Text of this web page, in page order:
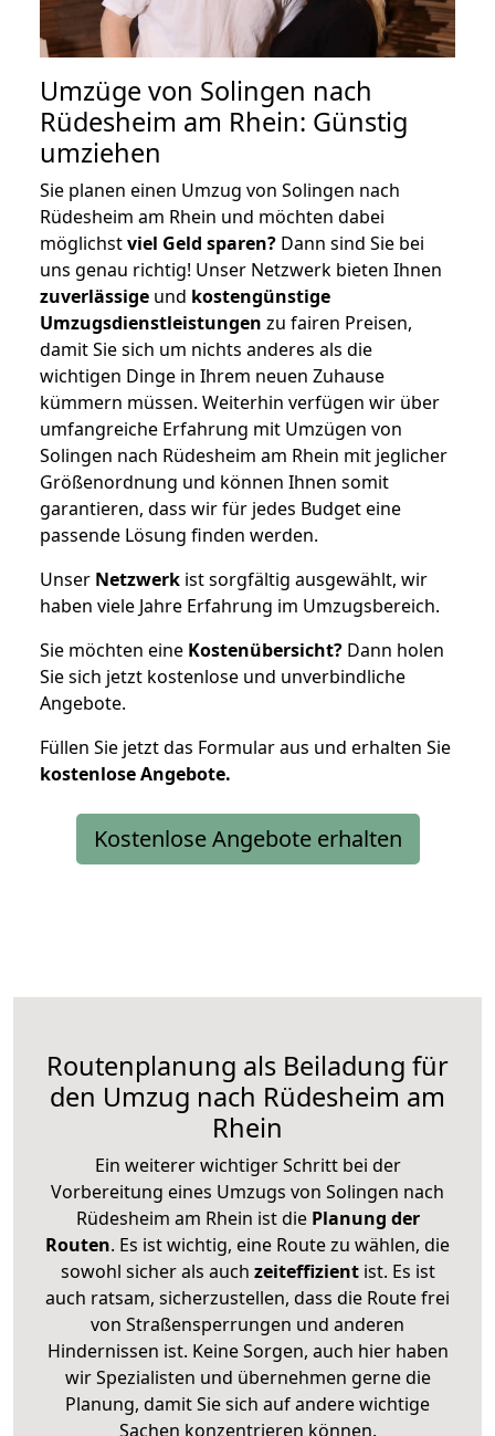
Umzüge von Solingen nach
Rüdesheim am Rhein: Günstig
umziehen
Sie planen einen Umzug von Solingen nach
Rüdesheim am Rhein und möchten dabei
möglichstviel Geld sparen? Dann sind Sie bei
uns genau richtig! Unser Netzwerk bieten Ihnen
zuverlässige und kostengünstige
Umzugsdienstleistungen zu fairen Preisen,
damit Sie sich um nichts anderes als die
wichtigen Dinge in Ihrem neuen Zuhause
kümmern müssen. Weiterhin verfügen wir über
umfangreiche Erfahrung mit Umzügen von
Solingen nach Rüdesheim am Rhein mit jeglicher
Größenordnung und können Ihnen somit
garantieren, dass wir für jedes Budget eine
passende Lösung finden werden.
Unser Netzwerk ist sorgfältig ausgewählt, wir
haben viele Jahre Erfahrung im Umzugsbereich.
Sie möchten eine Kostenübersicht? Dann holen
Sie sich jetzt kostenlose und unverbindliche
Angebote.
Füllen Sie jetzt das Formular aus und erhalten Sie
kostenloseAngebote.
Kostenlose Angebote erhalten
Routenplanung als Beiladung für
den Umzug nach Rüdesheim am
Rhein
Ein weiterer wichtiger Schritt bei der
Vorbereitung eines Umzugs von Solingen nach
Rüdesheim am Rhein ist diePlanung der
Routen. Es ist wichtig, eine Route zu wählen, die
sowohl sicher als auch zeiteffizientist. Es ist
auch ratsam, sicherzustellen, dass die Route frei
von Straßensperrungen und anderen
Hindernissen ist. Keine Sorgen, auch hier haben
wir Spezialisten und übernehmen gerne die
Planung, damit Sie sich auf andere wichtige
Sachen konzentrieren können.